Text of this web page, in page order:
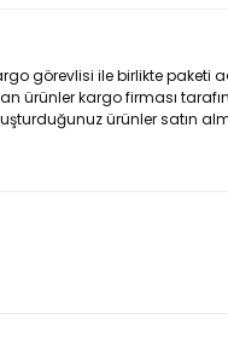
görevlisi ile birlikte paketi
ürünler kargo firması
ürünler satın